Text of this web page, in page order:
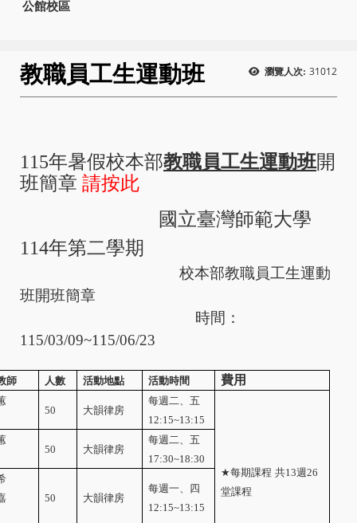
公館校區
瀏覽人次: 31012
教職員工生運動班
115年暑假校本部教職員工生運動班開
班簡章 請按此
國立臺灣師範大學
114年第二學期
校本部教職員工生運動
班開班簡章
時間：
115/03/09~115/06/23
師 人數 活動地點 活動時間 費用
50
大韻律房
每週二、五
12:15~13:15
★每期課程 共13週26
堂課程
50
大韻律房
每週二、五
17:30~18:30
50 大韻律房
每週一、四
12:15~13:15